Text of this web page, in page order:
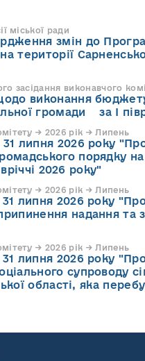
міської ради
змін до
території
засідання виконавчого
виконання
громади за І
→ 2026 рік → Липень
липня 2026 року
порядку на
2026 року"
→ 2026 рік → Липень
липня 2026 року
надання та
→ 2026 рік → Липень
липня 2026 року
області, яка